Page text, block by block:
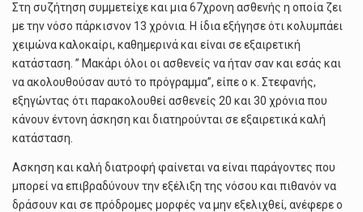
Στη συζήτηση συμμετείχε και μια 67χρονη ασθενής η οποία ζει
με την νόσο πάρκισνον 13 χρόνια. Η ίδια εξήγησε ότι κολυμπάει
χειμώνα καλοκαίρι, καθημερινά και είναι σε εξαιρετική
κατάσταση. ” Μακάρι όλοι οι ασθενείς να ήταν σαν και εσάς και
να ακολουθούσαν αυτό το πρόγραμμα”, είπε ο κ. Στεφανής,
εξηγώντας ότι παρακολουθεί ασθενείς 20 και 30 χρόνια που
κάνουν έντονη άσκηση και διατηρούνται σε εξαιρετικά καλή
κατάσταση.
Ασκηση και καλή διατροφή φαίνεται να είναι παράγοντες που
μπορεί να επιβραδύνουν την εξέλιξη της νόσου και πιθανόν να
δράσουν και σε πρόδρομες μορφές να μην εξελιχθεί, ανέφερε ο